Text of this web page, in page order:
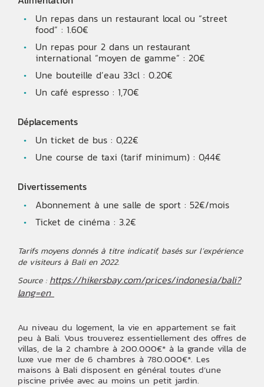
Un repas dans un restaurant local ou “street
food” : 1.60€
Un repas pour 2 dans un restaurant
international “moyen de gamme” : 20€
Une bouteille d’eau 33cl : 0.20€
Un café espresso : 1,70€
Déplacements
Un ticket de bus : 0,22€
Une course de taxi (tarif minimum) : 0,44€
Divertissements
Abonnement à une salle de sport : 52€/mois
Ticket de cinéma : 3.2€
Tarifs moyens donnés à titre indicatif, basés sur l’expérience
de visiteurs à Bali en 2022.
Source : https://hikersbay.com/prices/indonesia/bali?
lang=en
Au niveau du logement, la vie en appartement se fait
peu à Bali. Vous trouverez essentiellement des offres de
villas, de la 2 chambre à 200.000€* à la grande villa de
luxe vue mer de 6 chambres à 780.000€*. Les
maisons à Bali disposent en général toutes d’une
piscine privée avec au moins un petit jardin.